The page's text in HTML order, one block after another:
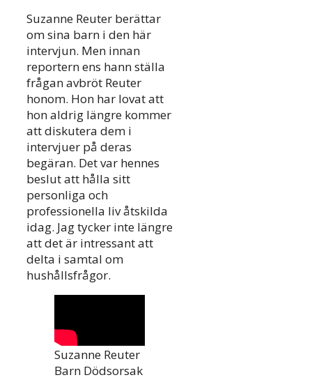
Suzanne Reuter berättar
om sina barn i den här
intervjun. Men innan
reportern ens hann ställa
frågan avbröt Reuter
honom. Hon har lovat att
hon aldrig längre kommer
att diskutera dem i
intervjuer på deras
begäran. Det var hennes
beslut att hålla sitt
personliga och
professionella liv åtskilda
idag. Jag tycker inte längre
att det är intressant att
delta i samtal om
hushållsfrågor.
Suzanne Reuter
Barn Dödsorsak